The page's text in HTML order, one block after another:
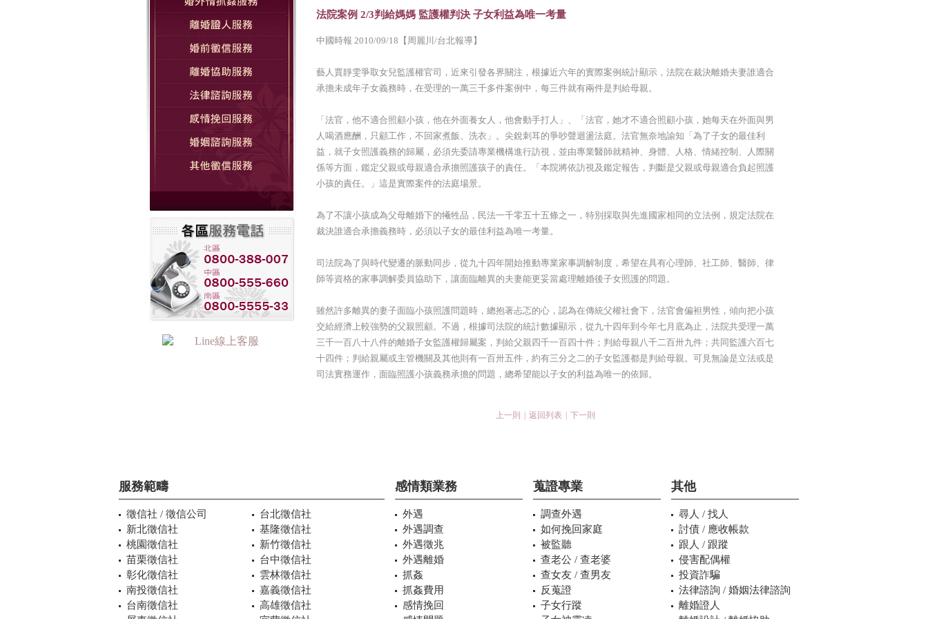
法院案例 2/3判給媽媽 監護權判決 子女利益為唯一考量
中國時報 2010/09/18【周麗川/台北報導】
藝人賈靜雯爭取女兒監護權官司，近來引發各界關注，根據近六年的實際案例統計顯示，法院在裁決離婚夫妻誰適合
承擔未成年子女義務時，在受理的一萬三千多件案例中，每三件就有兩件是判給母親。
「法官，他不適合照顧小孩，他在外面養女人，他會動手打人」、「法官，她才不適合照顧小孩，她每天在外面與男
人喝酒應酬，只顧工作，不回家煮飯、洗衣」。尖銳刺耳的爭吵聲迴盪法庭。法官無奈地諭知「為了子女的最佳利
益，就子女照護義務的歸屬，必須先委請專業機構進行訪視，並由專業醫師就精神、身體、人格、情緒控制、人際關
係等方面，鑑定父親或母親適合承擔照護孩子的責任。「本院將依訪視及鑑定報告，判斷是父親或母親適合負起照護
小孩的責任。」這是實際案件的法庭場景。
為了不讓小孩成為父母離婚下的犧牲品，民法一千零五十五條之一，特別採取與先進國家相同的立法例，規定法院在
裁決誰適合承擔義務時，必須以子女的最佳利益為唯一考量。
司法院為了與時代變遷的脈動同步，從九十四年開始推動專業家事調解制度，希望在具有心理師、社工師、醫師、律
師等資格的家事調解委員協助下，讓面臨離異的夫妻能更妥當處理離婚後子女照護的問題。
雖然許多離異的妻子面臨小孩照護問題時，總抱著忐忑的心，認為在傳統父權社會下，法官會偏袒男性，傾向把小孩
交給經濟上較強勢的父親照顧。不過，根據司法院的統計數據顯示，從九十四年到今年七月底為止，法院共受理一萬
三千一百八十八件的離婚子女監護權歸屬案，判給父親四千一百四十件；判給母親八千二百卅九件；共同監護六百七
十四件；判給親屬或主管機關及其他則有一百卅五件，約有三分之二的子女監護都是判給母親。可見無論是立法或是
司法實務運作，面臨照護小孩義務承擔的問題，總希望能以子女的利益為唯一的依歸。
上一則 返回列表 下一則
服務範疇
徵信社 / 徵信公司
台北徵信社
新北徵信社
基隆徵信社
桃園徵信社
新竹徵信社
苗栗徵信社
台中徵信社
彰化徵信社
雲林徵信社
南投徵信社
嘉義徵信社
台南徵信社
高雄徵信社
感情類業務
外遇
外遇調查
外遇徵兆
外遇離婚
抓姦
抓姦費用
感情挽回
蒐證專業
調查外遇
如何挽回家庭
被監聽
查老公 / 查老婆
查女友 / 查男友
反蒐證
子女行蹤
其他
尋人 / 找人
討債 / 應收帳款
跟人 / 跟蹤
侵害配偶權
投資詐騙
法律諮詢 / 婚姻法律諮詢
離婚證人